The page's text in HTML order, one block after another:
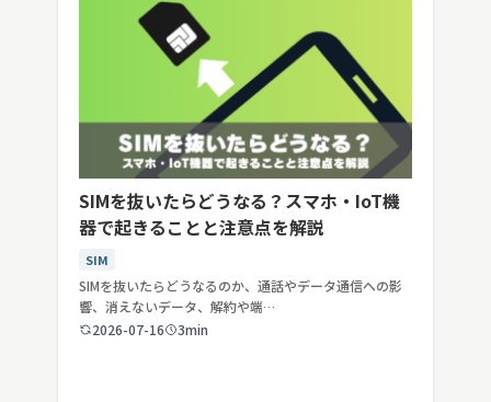
SIMを抜いたらどうなる？スマホ・IoT機
器で起きることと注意点を解説
SIM
SIMを抜いたらどうなるのか、通話やデータ通信への影
響、消えないデータ、解約や端…
2026-07-16
3min